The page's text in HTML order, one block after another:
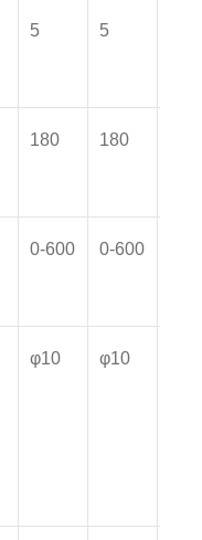
5 5
180 180
0-600 0-600
φ10 φ10